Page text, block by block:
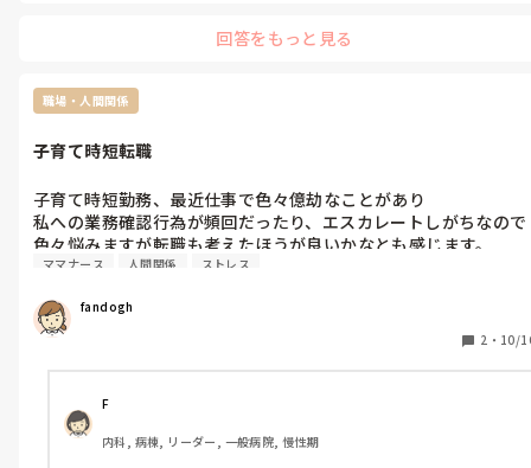
回答をもっと見る
職場・人間関係
子育て時短転職
子育て時短勤務、最近仕事で色々億劫なことがあり
私への業務確認行為が頻回だったり、エスカレートしがちなので
色々悩みますが転職も考えたほうが良いかなとも感じます。
悩みます。
ママナース 人間関係 ストレス
fandogh
2 ・ 10/
F
内科, 病棟, リーダー, 一般病院, 慢性期